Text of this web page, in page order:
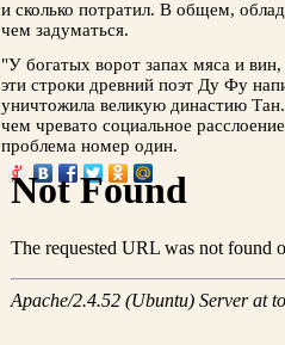
и сколько потратил. В общем,
чем задуматься.
"У богатых ворот запах мяса и
эти строки древний поэт Ду Фу
уничтожила великую династию
чем чревато социальное
проблема номер один.